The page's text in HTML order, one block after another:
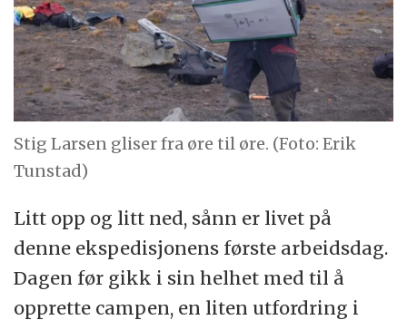
Stig Larsen gliser fra øre til øre. (Foto: Erik
Tunstad)
Litt opp og litt ned, sånn er livet på
denne ekspedisjonens første arbeidsdag.
Dagen før gikk i sin helhet med til å
opprette campen, en liten utfordring i